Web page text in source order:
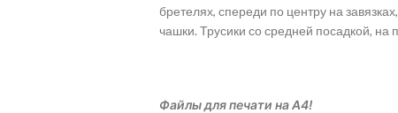
бретелях, спереди по центру на
чашки. Трусики со средней посадкой, на
Файлы для печати на А4!